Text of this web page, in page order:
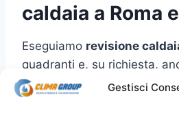
Gestisci
caldaia a Roma
Eseguiamo revisione
quadranti e, su richiesta,
Per prenotare più
zona/quartiere